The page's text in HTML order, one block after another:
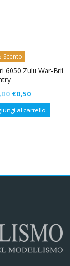
Zulu War-British
Il
prezzo
attuale
al carrello